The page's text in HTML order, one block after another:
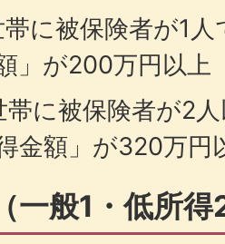
に被保険者が1
」が200万円以上
帯に被保険者が2
金額」が320万円
一般1・低所